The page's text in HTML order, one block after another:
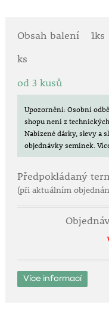
Nejsladší je teprve
Jeden malý lístek do
Obsah balení
1ks
ks
od 3 kusů
Upozornění: Osobní
shopu není z
Nabízené dárky, slevy a
objednávky semínek.
Předpokládaný
(při aktuálním
Více informací